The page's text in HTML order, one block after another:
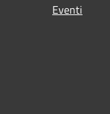
Eventi